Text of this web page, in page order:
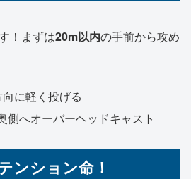
！まずは20m以内の手前から攻め
に軽く投げる
側へオーバーヘッドキャスト
ンション命！